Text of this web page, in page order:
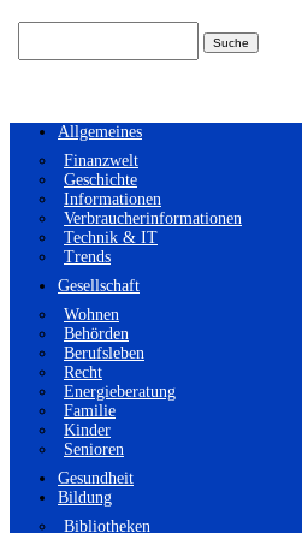
Allgemeines
Finanzwelt
Geschichte
Informationen
Verbraucherinformationen
Technik & IT
Trends
Gesellschaft
Wohnen
Behörden
Berufsleben
Recht
Energieberatung
Familie
Kinder
Senioren
Gesundheit
Bildung
Bibliotheken